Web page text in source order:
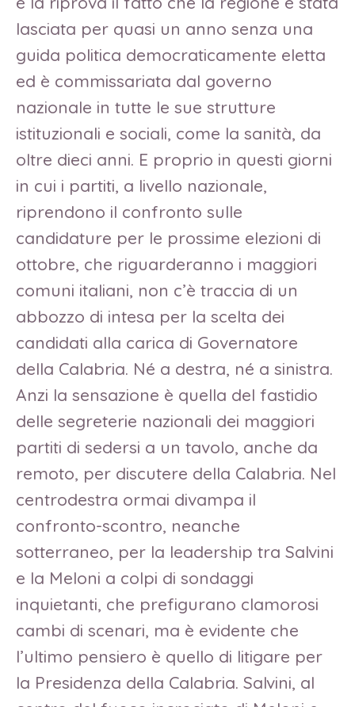
lasciata per quasi un anno senza una
guida politica democraticamente eletta
ed è commissariata dal governo
nazionale in tutte le sue strutture
istituzionali e sociali, come la sanità, da
oltre dieci anni. E proprio in questi giorni
in cui i partiti, a livello nazionale,
riprendono il confronto sulle
candidature per le prossime elezioni di
ottobre, che riguarderanno i maggiori
comuni italiani, non c’è traccia di un
abbozzo di intesa per la scelta dei
candidati alla carica di Governatore
della Calabria. Né a destra, né a sinistra.
Anzi la sensazione è quella del fastidio
delle segreterie nazionali dei maggiori
partiti di sedersi a un tavolo, anche da
remoto, per discutere della Calabria. Nel
centrodestra ormai divampa il
confronto-scontro, neanche
sotterraneo, per la leadership tra Salvini
e la Meloni a colpi di sondaggi
inquietanti, che prefigurano clamorosi
cambi di scenari, ma è evidente che
l’ultimo pensiero è quello di litigare per
la Presidenza della Calabria. Salvini, al